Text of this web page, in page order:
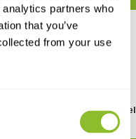
partners who
that you’ve
from your use
Verlängerungskabel
€ 60,11